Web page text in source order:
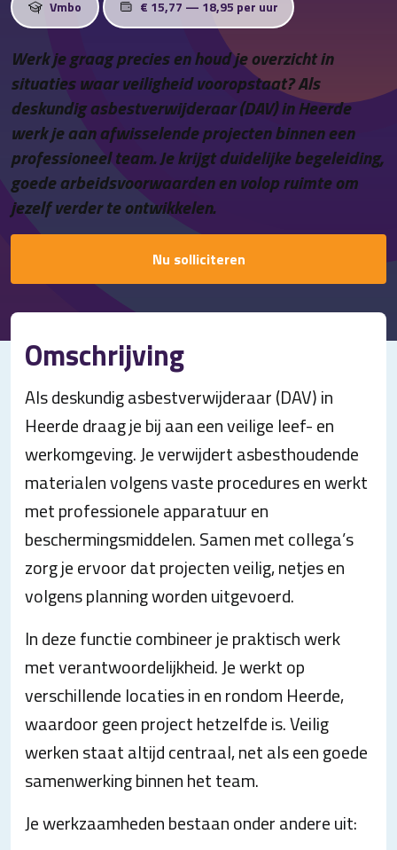
Contact
Vmbo € 15,77 — 18,95 per uur
Werk je graag precies en houd je overzicht in
situaties waar veiligheid vooropstaat? Als
deskundig asbestverwijderaar (DAV) in Heerde
werk je aan afwisselende projecten binnen een
professioneel team. Je krijgt duidelijke begeleiding,
goede arbeidsvoorwaarden en volop ruimte om
jezelf verder te ontwikkelen.
Nu solliciteren
Omschrijving
Als deskundig asbestverwijderaar (DAV) in
Heerde draag je bij aan een veilige leef- en
werkomgeving. Je verwijdert asbesthoudende
materialen volgens vaste procedures en werkt
met professionele apparatuur en
beschermingsmiddelen. Samen met collega’s
zorg je ervoor dat projecten veilig, netjes en
volgens planning worden uitgevoerd.
In deze functie combineer je praktisch werk
met verantwoordelijkheid. Je werkt op
verschillende locaties in en rondom Heerde,
waardoor geen project hetzelfde is. Veilig
werken staat altijd centraal, net als een goede
samenwerking binnen het team.
Je werkzaamheden bestaan onder andere uit: